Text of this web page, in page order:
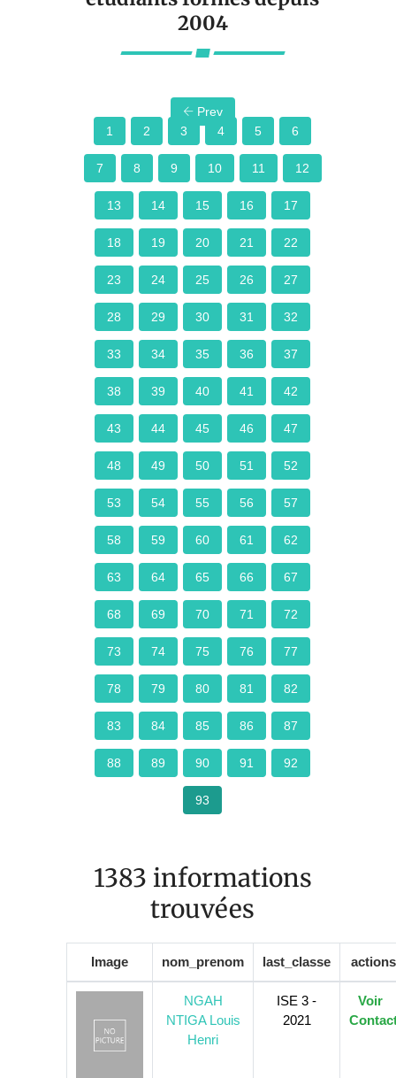
2004
Prev
1
2 3 4 5 6
7 8 9 10 11 12
13 14 15 16 17
18 19 20 21 22
23 24 25 26 27
28 29 30 31 32
33 34 35 36 37
38 39 40 41 42
43 44 45 46 47
48 49 50 51 52
53 54 55 56 57
58 59 60 61 62
63 64 65 66 67
68 69 70 71 72
73 74 75 76 77
78 79 80 81 82
83 84 85 86 87
88 89 90 91 92
93
1383 informations
trouvées
Image nom_prenom last_classe actions
NGAH
NTIGA Louis
Henri
ISE 3 -
2021
Voir